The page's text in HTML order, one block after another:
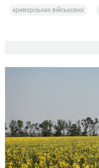
криворізьких військових